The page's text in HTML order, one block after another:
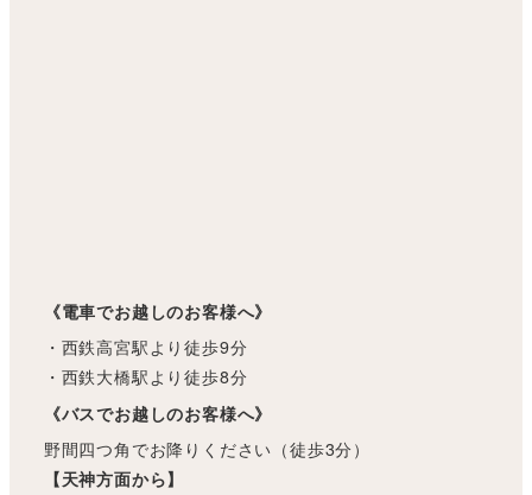
《電車でお越しのお客様へ》
・西鉄高宮駅より徒歩9分
・西鉄大橋駅より徒歩8分
《バスでお越しのお客様へ》
野間四つ角でお降りください（徒歩3分）
【天神方面から】